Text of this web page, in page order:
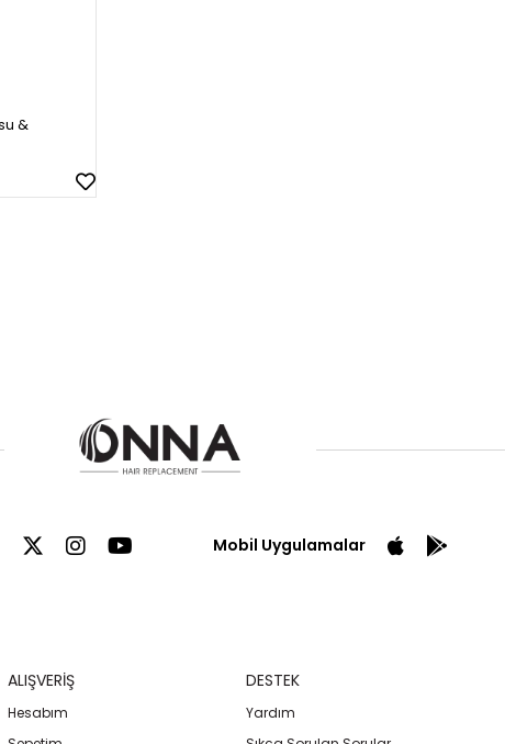
&
Mobil Uygulamalar
ALIŞVERİŞ
Hesabım
DESTEK
Yardım